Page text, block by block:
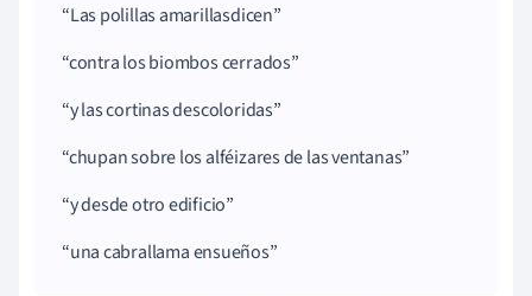
Las polillas amarillasdicen
contralosbiomboscerrados
y lascortinasdescoloridas
chupansobre losalféizares delas ventanas
y desde otro edificio
una cabrallamaensueños